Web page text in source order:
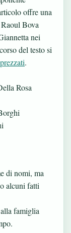
offre una
Bova
nei
del testo si
.
Rosa
di nomi, ma
alcuni fatti
famiglia